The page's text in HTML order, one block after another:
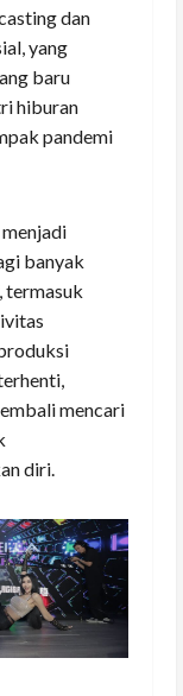
dan
yang
baru
hiburan
pandemi
banyak
termasuk
mencari
diri.